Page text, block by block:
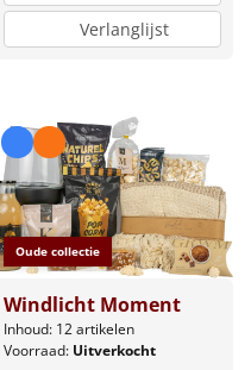
Verlanglijst
Oude collectie
Windlicht Moment
Inhoud: 12 artikelen
Voorraad: Uitverkocht